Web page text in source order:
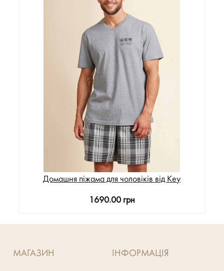
Домашня піжама для чоловіків від Key
1690.00 грн
МАГАЗИН ІНФОРМАЦІЯ